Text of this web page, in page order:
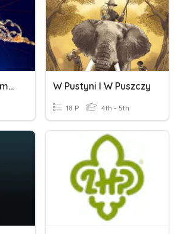
Dodawanie I Odejmowanie W Pamięci W Pustyni I W Puszczy
18 P 4th - 5th